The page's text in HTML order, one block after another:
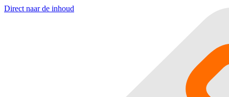
Direct naar de inhoud